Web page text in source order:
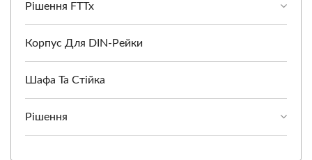
Рішення FTTx
Корпус Для DIN-Рейки
Шафа Та Стійка
Рішення